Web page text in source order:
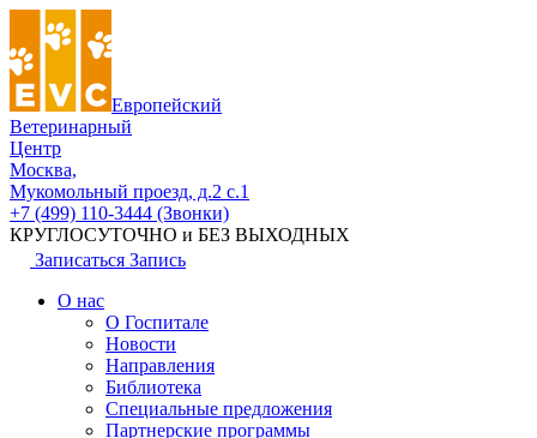
Европейский
Ветеринарный
Центр
Москва,
Мукомольный проезд, д.2 с.1
+7 (499) 110-3444 (Звонки)
КРУГЛОСУТОЧНО и БЕЗ ВЫХОДНЫХ
Записаться Запись
О нас
О Госпитале
Новости
Направления
Библиотека
Специальные предложения
Партнерские программы